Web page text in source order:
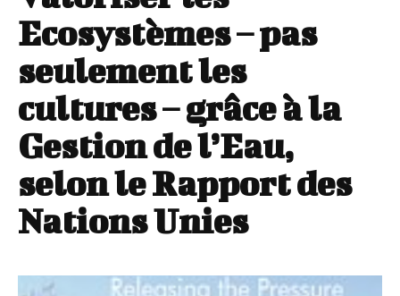
Ecosystèmes – pas
seulement les
cultures – grâce à la
Gestion de l’Eau,
selon le Rapport des
Nations Unies